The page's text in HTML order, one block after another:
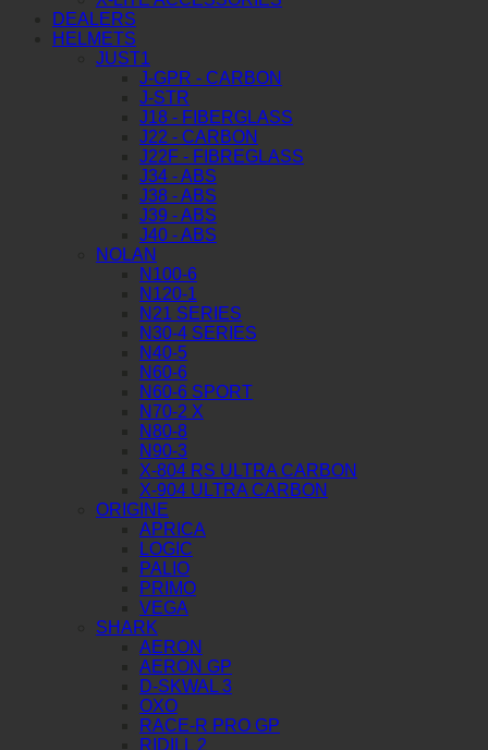
DEALERS
HELMETS
JUST1
J-GPR - CARBON
J-STR
J18 - FIBERGLASS
J22 - CARBON
J22F - FIBREGLASS
J34 - ABS
J38 - ABS
J39 - ABS
J40 - ABS
NOLAN
N100-6
N120-1
N21 SERIES
N30-4 SERIES
N40-5
N60-6
N60-6 SPORT
N70-2 X
N80-8
N90-3
X-804 RS ULTRA CARBON
X-904 ULTRA CARBON
ORIGINE
APRICA
LOGIC
PALIO
PRIMO
VEGA
SHARK
AERON
AERON GP
D-SKWAL 3
OXO
RACE-R PRO GP
RIDILL 2